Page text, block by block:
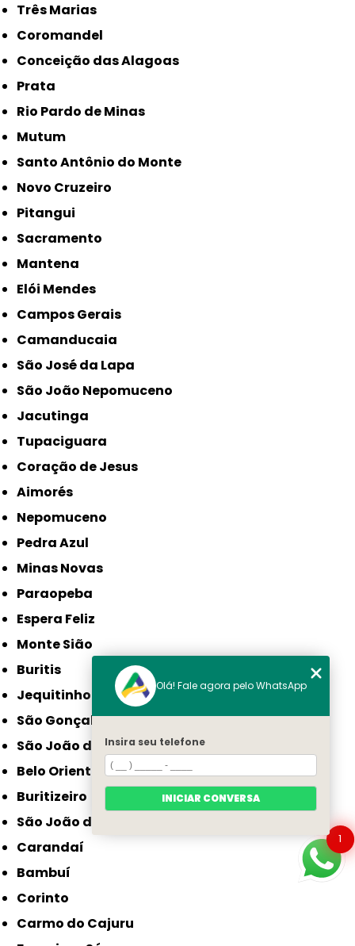
Três Marias
Coromandel
Conceição das Alagoas
Prata
Rio Pardo de Minas
Mutum
Santo Antônio do Monte
Novo Cruzeiro
Pitangui
Sacramento
Mantena
Elói Mendes
Campos Gerais
Camanducaia
São José da Lapa
São João Nepomuceno
Jacutinga
Tupaciguara
Coração de Jesus
Aimorés
Nepomuceno
Pedra Azul
Minas Novas
Paraopeba
Espera Feliz
Monte Sião
Buritis
Jequitinhonha
São Gonçalo do Sapucaí
São João da Ponte
Belo Oriente
Buritizeiro
São João do Paraíso
Carandaí
Bambuí
Corinto
Carmo do Cajuru
1
Olá! Fale agora pelo WhatsApp
Insira seu telefone
INICIAR CONVERSA